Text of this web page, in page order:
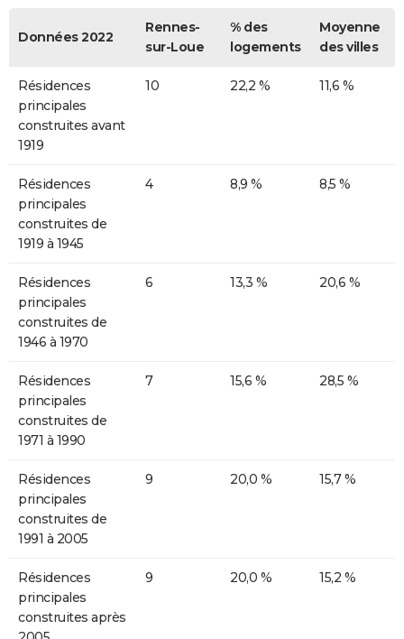
Données 2022
Rennes-
sur-Loue
% des
logements
Moyenne
des villes
Résidences
principales
construites avant
1919
10 22,2 % 11,6 %
Résidences
principales
construites de
1919 à 1945
4 8,9 % 8,5 %
Résidences
principales
construites de
1946 à 1970
6 13,3 % 20,6 %
Résidences
principales
construites de
1971 à 1990
7 15,6 % 28,5 %
Résidences
principales
construites de
1991 à 2005
9 20,0 % 15,7 %
Résidences
principales
construites après
9 20,0 % 15,2 %